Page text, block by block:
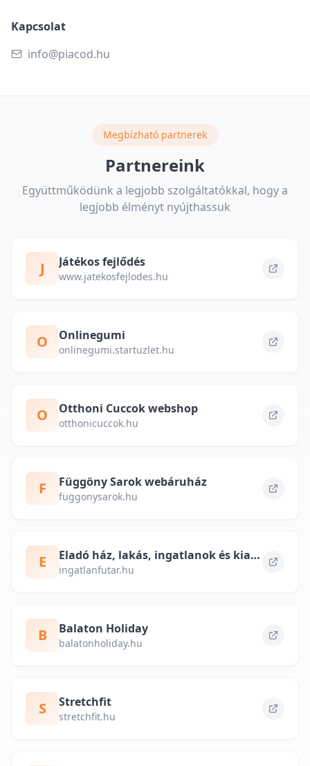
Kapcsolat
info@piacod.hu
Megbízható partnerek
Partnereink
Együttműködünk a legjobb szolgáltatókkal, hogy a
legjobb élményt nyújthassuk
J Játékos fejlődés
www.jatekosfejlodes.hu
O Onlinegumi
onlinegumi.startuzlet.hu
O Otthoni Cuccok webshop
otthonicuccok.hu
F Függöny Sarok webáruház
fuggonysarok.hu
E Eladó ház, lakás, ingatlanok és kiadó albérlet – ingatlanfutar.hu
ingatlanfutar.hu
B Balaton Holiday
balatonholiday.hu
S Stretchfit
stretchfit.hu